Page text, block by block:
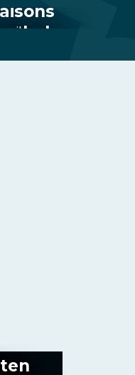
rails